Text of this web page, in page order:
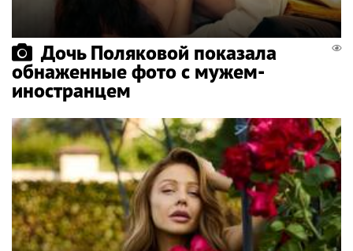
Дочь Поляковой показала
обнаженные фото с мужем-
иностранцем